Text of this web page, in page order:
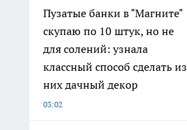
Пузатые банки в "Магните"
скупаю по 10 штук, но не
для солений: узнала
классный способ сделать из
них дачный декор
03:02